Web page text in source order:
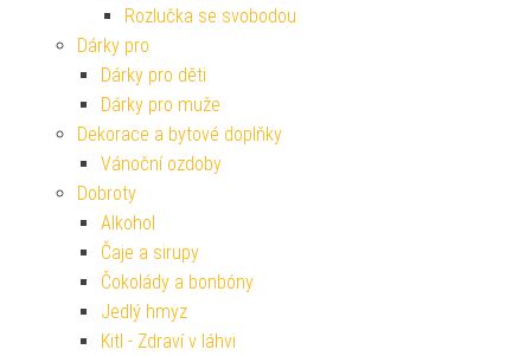
Rozlučka se svobodou
Dárky pro
Dárky pro děti
Dárky pro muže
Dekorace a bytové doplňky
Vánoční ozdoby
Dobroty
Alkohol
Čaje a sirupy
Čokolády a bonbóny
Jedlý hmyz
Kitl - Zdraví v láhvi